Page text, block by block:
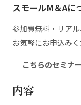
スモールM＆Aに
参加費無料・リア
お気軽にお申込みく
こちらのセミナ
内容